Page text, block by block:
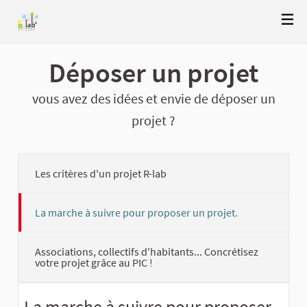
Déposer un projet
vous avez des idées et envie de déposer un
projet ?
Les critères d'un projet R-lab
La marche à suivre pour proposer un projet.
Associations, collectifs d'habitants... Concrétisez
votre projet grâce au PIC !